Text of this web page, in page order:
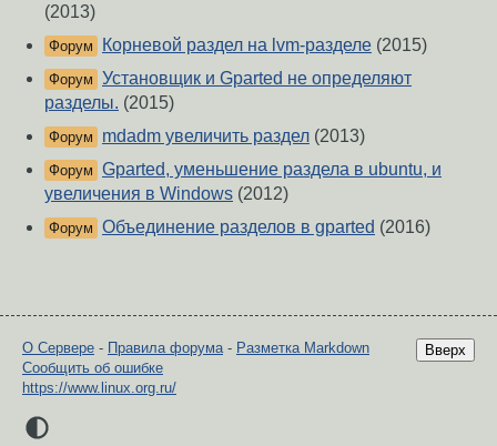
(2013)
Форум Корневой раздел на lvm-разделе (2015)
Форум Установщик и Gparted не определяют
разделы. (2015)
Форум mdadm увеличить раздел (2013)
Форум Gparted, уменьшение раздела в ubuntu, и
увеличения в Windows (2012)
Форум Объединение разделов в gparted (2016)
Вверх
О Сервере - Правила форума- Разметка Markdown
Сообщить об ошибке
https://www.linux.org.ru/